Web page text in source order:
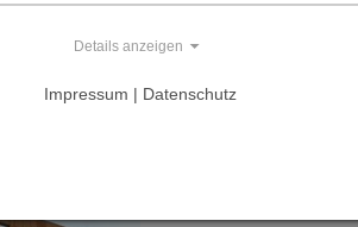
Details anzeigen
Impressum | Datenschutz